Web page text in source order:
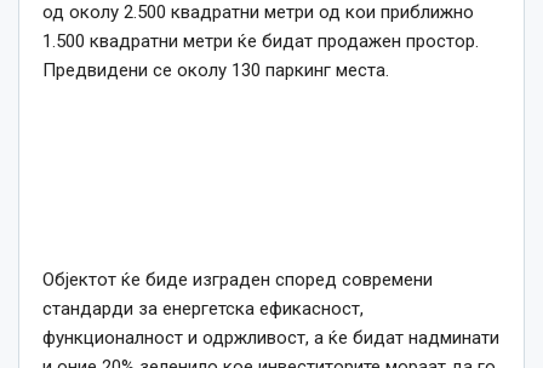
од околу 2.500 квадратни метри од кои приближно
1.500 квадратни метри ќе бидат продажен простор.
Предвидени се околу 130 паркинг места.
Објектот ќе биде изграден според современи
стандарди за енергетска ефикасност,
функционалност и одржливост, а ќе бидат надминати